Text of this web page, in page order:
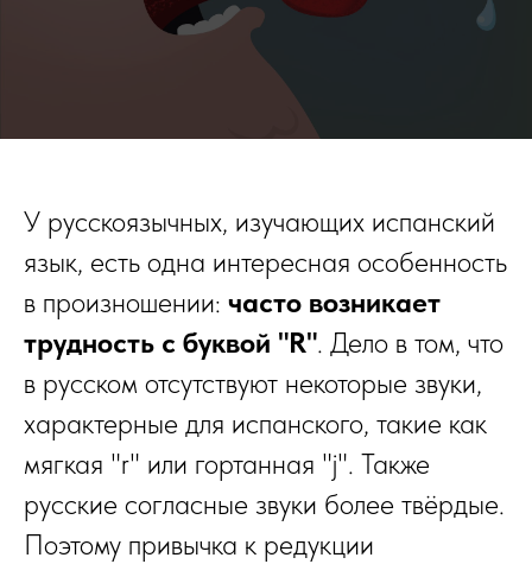
У русскоязычных, изучающих испанский
язык, есть одна интересная особенность
в произношении: часто возникает
трудность с буквой "R". Дело в том, что
в русском отсутствуют некоторые звуки,
характерные для испанского, такие как
мягкая "r" или гортанная "j". Также
русские согласные звуки более твёрдые.
Поэтому привычка к редукции